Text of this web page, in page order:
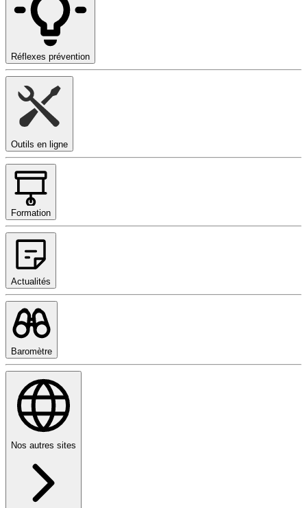
Réflexes prévention
Outils en ligne
Formation
Actualités
Baromètre
Nos autres sites